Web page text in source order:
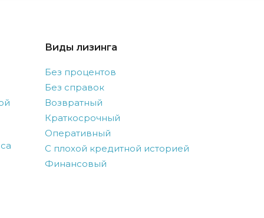
Виды лизинга
Без процентов
Без справок
Возвратный
Краткосрочный
Оперативный
С плохой кредитной историей
Финансовый